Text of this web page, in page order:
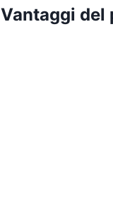
Vantaggi del